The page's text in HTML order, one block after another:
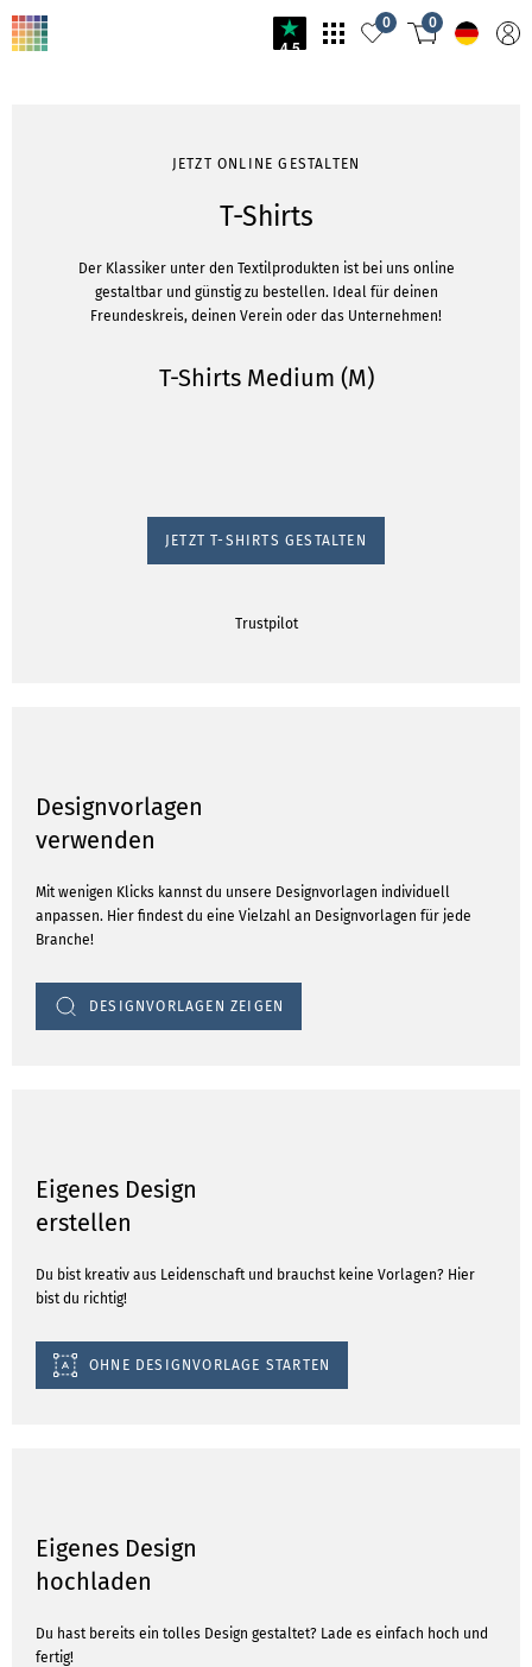
4.5
0 0
JETZT ONLINE GESTALTEN
T-Shirts
Der Klassiker unter den Textilprodukten ist bei uns online
gestaltbar und günstig zu bestellen. Ideal für deinen
Freundeskreis, deinen Verein oder das Unternehmen!
T-Shirts Medium (M)
JETZT T-SHIRTS GESTALTEN
Trustpilot
Designvorlagen
verwenden
Mit wenigen Klicks kannst du unsere Designvorlagen individuell
anpassen. Hier findest du eine Vielzahl an Designvorlagen für jede
Branche!
DESIGNVORLAGEN ZEIGEN
Eigenes Design
erstellen
Du bist kreativ aus Leidenschaft und brauchst keine Vorlagen? Hier
bist du richtig!
OHNE DESIGNVORLAGE STARTEN
Eigenes Design
hochladen
Du hast bereits ein tolles Design gestaltet? Lade es einfach hoch und
fertig!